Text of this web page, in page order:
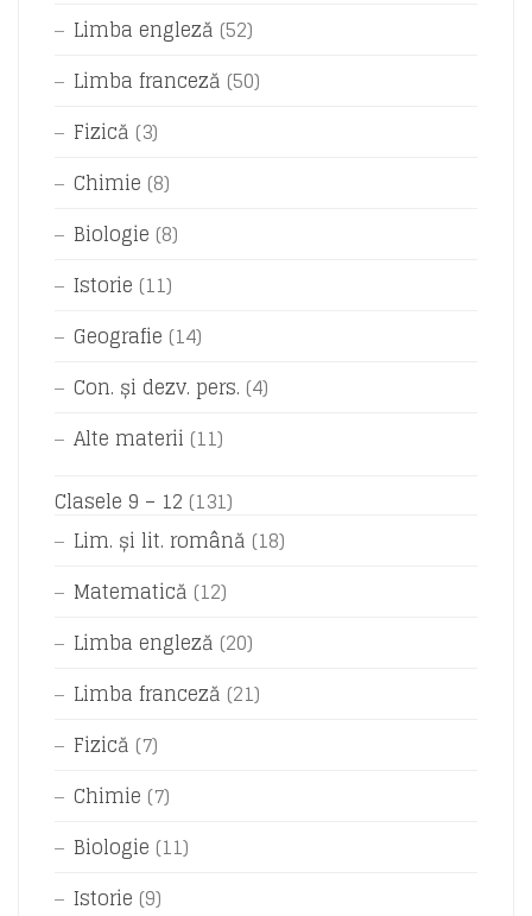
Limba engleză (52)
Limba franceză (50)
Fizică (3)
Chimie (8)
Biologie (8)
Istorie (11)
Geografie (14)
Con. și dezv. pers. (4)
Alte materii (11)
Clasele 9 – 12 (131)
Lim. și lit. română (18)
Matematică (12)
Limba engleză (20)
Limba franceză (21)
Fizică (7)
Chimie (7)
Biologie (11)
Istorie (9)